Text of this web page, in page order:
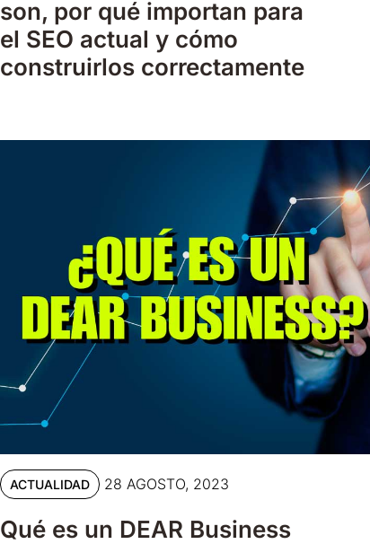
son, por qué importan para
el SEO actual y cómo
construirlos correctamente
ACTUALIDAD 28 AGOSTO, 2023
Qué es un DEAR Business